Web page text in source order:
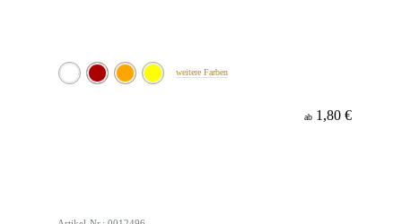
weitere Farben
ab 1,80 €